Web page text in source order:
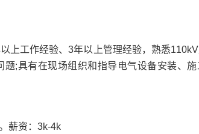
上工作经验、3年以上管理经验，熟悉
;具有在现场组织和指导电气设备安装、
薪资：3k-4k